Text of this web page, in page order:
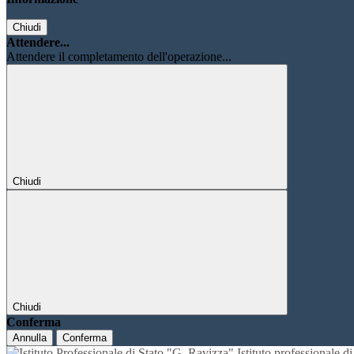
Chiudi
Attendere...
Attendere il completamento dell'operazione...
Chiudi
Chiudi
Conferma
Annulla Conferma